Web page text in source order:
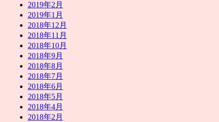
2019年2月
2019年1月
2018年12月
2018年11月
2018年10月
2018年9月
2018年8月
2018年7月
2018年6月
2018年5月
2018年4月
2018年2月